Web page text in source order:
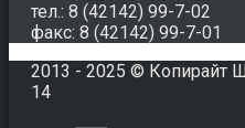
тел.: 8 (42142) 99-7-02
факс: 8 (42142) 99-7-01
2013 - 2025 © Копирайт
14